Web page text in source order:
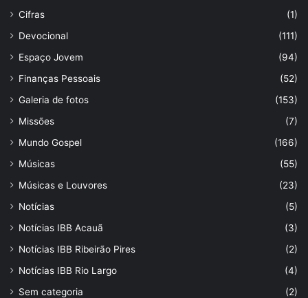
Cifras
(1)
Devocional
(111)
Espaço Jovem
(94)
Finanças Pessoais
(52)
Galeria de fotos
(153)
Missões
(7)
Mundo Gospel
(166)
Músicas
(55)
Músicas e Louvores
(23)
Notícias
(5)
Notícias IBB Acauã
(3)
Notícias IBB Ribeirão Pires
(2)
Notícias IBB Rio Largo
(4)
Sem categoria
(2)